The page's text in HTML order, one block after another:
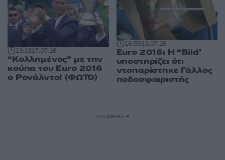
13:1317.07.16
“Κολλημένος” με την
κούπα του Euro 2016
ο Ρονάλντο! (ΦΩΤΟ)
16:5913.07.16
Euro 2016: Η “Bild’
υποστηρίζει ότι
ντοπαρίστηκε Γάλλος
ποδοσφαιριστής
ΔΙΑΦΗΜΙΣΗ